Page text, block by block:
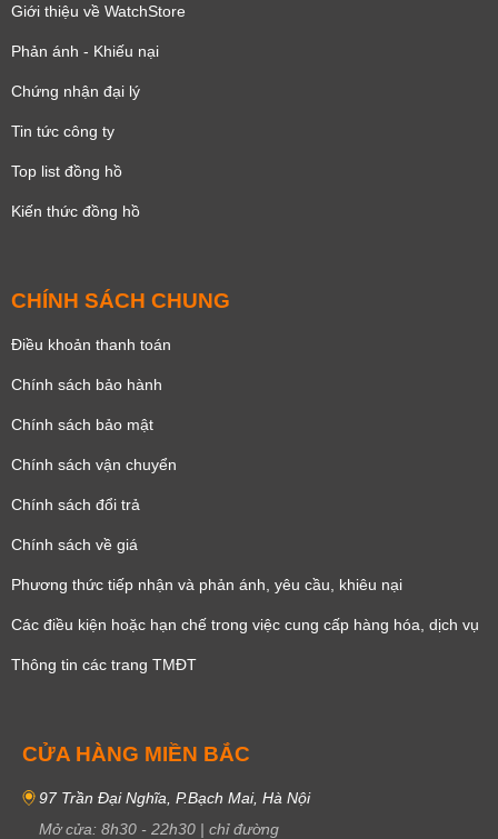
Giới thiệu về WatchStore
Phản ánh - Khiếu nại
Chứng nhận đại lý
Tin tức công ty
Top list đồng hồ
Kiến thức đồng hồ
CHÍNH SÁCH CHUNG
Điều khoản thanh toán
Chính sách bảo hành
Chính sách bảo mật
Chính sách vận chuyển
Chính sách đổi trả
Chính sách về giá
Phương thức tiếp nhận và phản ánh, yêu cầu, khiêu nại
Các điều kiện hoặc hạn chế trong việc cung cấp hàng hóa, dịch vụ
Thông tin các trang TMĐT
CỬA HÀNG MIỀN BẮC
97 Trần Đại Nghĩa, P.Bạch Mai, Hà Nội
Mở cửa: 8h30 - 22h30 | chỉ đường